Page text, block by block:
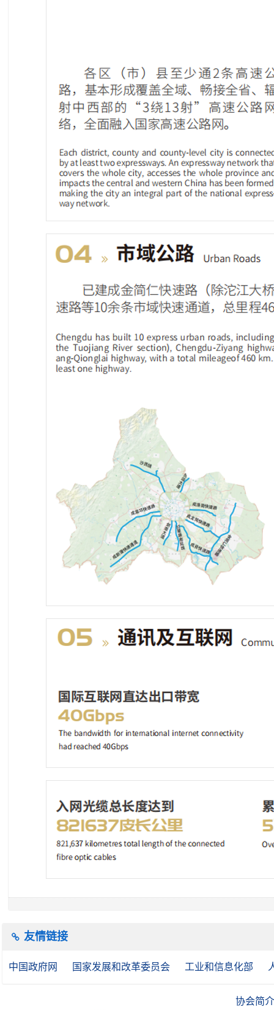
友情链接
中国政府网 国家发展和改革委员会 工业和信息化部
协会简介